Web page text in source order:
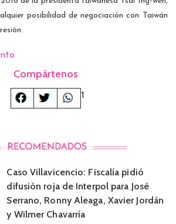
posibilidad de negociación con Taiwán
Compártenos
1
Caso Villavicencio: Fiscalía pidió
difusión roja de Interpol para José
Serrano, Ronny Aleaga, Xavier Jordán
y Wilmer Chavarría